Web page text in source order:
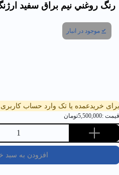
رنگ روغني نيم براق سفيد ارژنگ 110
موجود در انبار
برای خریدعمده یا تک وارد حساب
قیمت :5,500,000تومان
1
افزودن به سبد